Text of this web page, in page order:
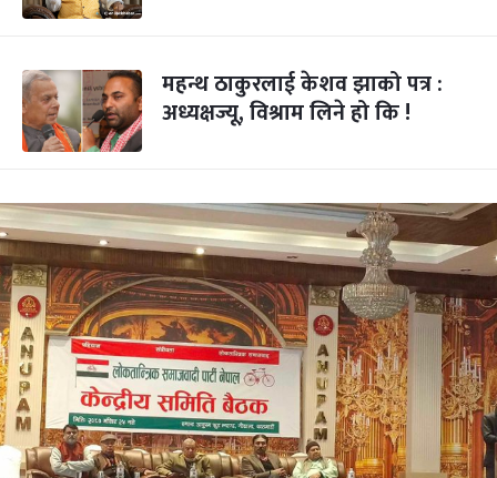
महन्थ ठाकुरलाई केशव झाको पत्र :
अध्यक्षज्यू, विश्राम लिने हो कि !